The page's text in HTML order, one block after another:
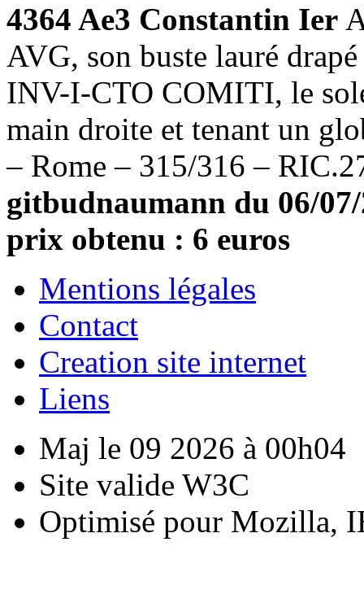
4364 Ae3 Constantin Ier
AVG, son buste lauré
INV-I-CTO COMITI, le
main droite et tenant un
– Rome – 315/316 –
gitbudnaumann du 06/
prix obtenu : 6 euros
Mentions légales
Contact
Creation site internet
Liens
Maj le 09 2026 à 00h04
Site valide W3C
Optimisé pour Mozilla,